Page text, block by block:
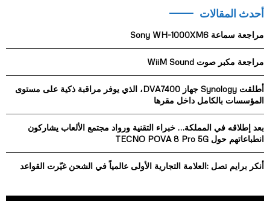
c
f
r
:
C
H
أحدث المقالات
مراجعة سماعة Sony WH-1000XM6
مراجعة مكبر صوت WiiM Sound
أطلقت Synology جهاز DVA7400، الذي يوفر مراقبة ذكية على مستوى
المؤسسات بالكامل داخل مقرها
بعد إطلاقه في المملكة… خبراء التقنية ورواد مجتمع الألعاب يشاركون
انطباعاتهم حول TECNO POVA 8 Pro 5G
أنكر برايم تصل :العلامة التجارية الأولى عالمياً في الشحن غيّرت القواعد